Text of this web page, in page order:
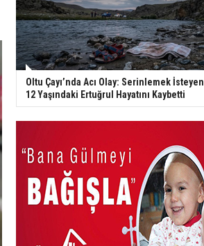
Oltu Çayı’nda Acı Olay: Serinlemek İsteyen
12 Yaşındaki Ertuğrul Hayatını Kaybetti